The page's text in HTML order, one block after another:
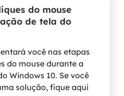
do mouse
de tela do
você nas etapas
do mouse durante a
Windows 10. Se você
solução, fique aqui